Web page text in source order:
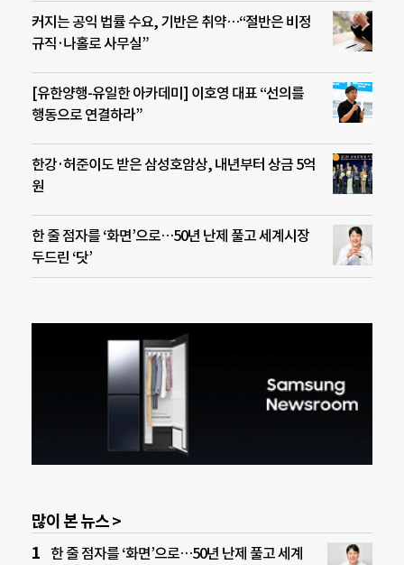
커지는 공익 법률 수요, 기반은 취약…“절반은 비정
규직·나홀로 사무실”
[유한양행-유일한 아카데미] 이호영 대표 “선의를
행동으로 연결하라”
한강·허준이도 받은 삼성호암상, 내년부터 상금 5억
원
한 줄 점자를 ‘화면’으로…50년 난제 풀고 세계시장
두드린 ‘닷’
많이 본 뉴스 >
한 줄 점자를 ‘화면’으로…50년 난제 풀고 세계